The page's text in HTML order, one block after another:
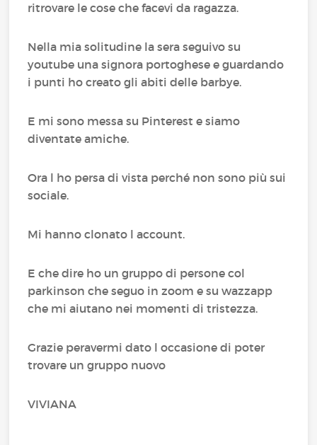
ritrovare le cose che facevi da ragazza.
Nella mia solitudine la sera seguivo su
youtube una signora portoghese e guardando
i punti ho creato gli abiti delle barbye.
E mi sono messa su Pinterest e siamo
diventate amiche.
Ora l ho persa di vista perché non sono più sui
sociale.
Mi hanno clonato l account.
E che dire ho un gruppo di persone col
parkinson che seguo in zoom e su wazzapp
che mi aiutano nei momenti di tristezza.
Grazie peravermi dato l occasione di poter
trovare un gruppo nuovo
VIVIANA